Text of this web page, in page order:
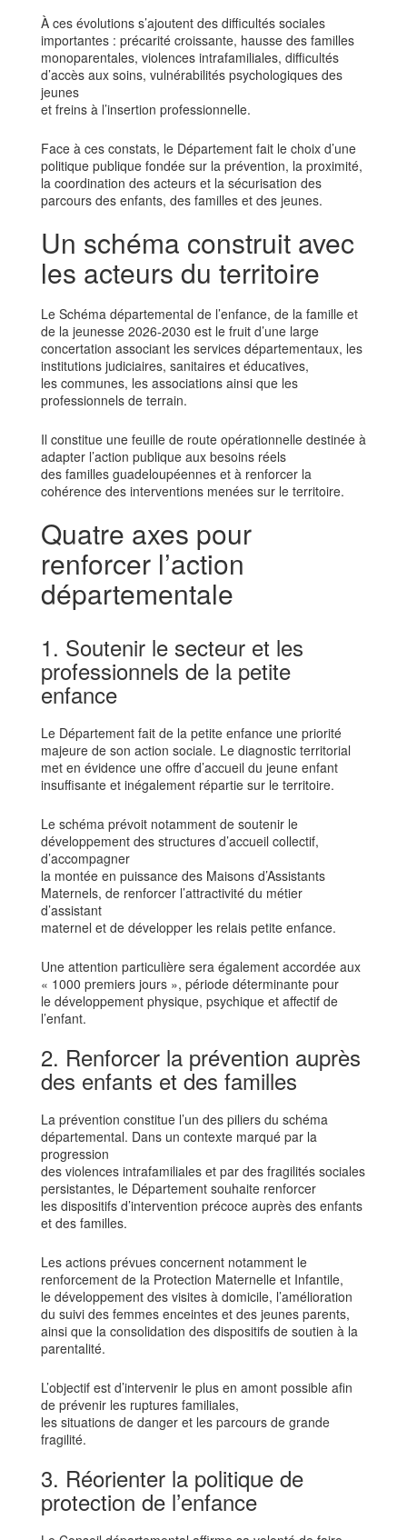
À ces évolutions s’ajoutent des difficultés sociales
importantes : précarité croissante, hausse des familles
monoparentales, violences intrafamiliales, difficultés
d’accès aux soins, vulnérabilités psychologiques des
jeunes
et freins à l’insertion professionnelle.
Face à ces constats, le Département fait le choix d’une
politique publique fondée sur la prévention, la proximité,
la coordination des acteurs et la sécurisation des
parcours des enfants, des familles et des jeunes.
Un schéma construit avec
les acteurs du territoire
Le Schéma départemental de l’enfance, de la famille et
de la jeunesse 2026-2030 est le fruit d’une large
concertation associant les services départementaux, les
institutions judiciaires, sanitaires et éducatives,
les communes, les associations ainsi que les
professionnels de terrain.
Il constitue une feuille de route opérationnelle destinée à
adapter l’action publique aux besoins réels
des familles guadeloupéennes et à renforcer la
cohérence des interventions menées sur le territoire.
Quatre axes pour
renforcer l’action
départementale
1. Soutenir le secteur et les
professionnels de la petite
enfance
Le Département fait de la petite enfance une priorité
majeure de son action sociale. Le diagnostic territorial
met en évidence une offre d’accueil du jeune enfant
insuffisante et inégalement répartie sur le territoire.
Le schéma prévoit notamment de soutenir le
développement des structures d’accueil collectif,
d’accompagner
la montée en puissance des Maisons d’Assistants
Maternels, de renforcer l’attractivité du métier
d’assistant
maternel et de développer les relais petite enfance.
Une attention particulière sera également accordée aux
« 1000 premiers jours », période déterminante pour
le développement physique, psychique et affectif de
l’enfant.
2. Renforcer la prévention auprès
des enfants et des familles
La prévention constitue l’un des piliers du schéma
départemental. Dans un contexte marqué par la
progression
des violences intrafamiliales et par des fragilités sociales
persistantes, le Département souhaite renforcer
les dispositifs d’intervention précoce auprès des enfants
et des familles.
Les actions prévues concernent notamment le
renforcement de la Protection Maternelle et Infantile,
le développement des visites à domicile, l’amélioration
du suivi des femmes enceintes et des jeunes parents,
ainsi que la consolidation des dispositifs de soutien à la
parentalité.
L’objectif est d’intervenir le plus en amont possible afin
de prévenir les ruptures familiales,
les situations de danger et les parcours de grande
fragilité.
3. Réorienter la politique de
protection de l’enfance